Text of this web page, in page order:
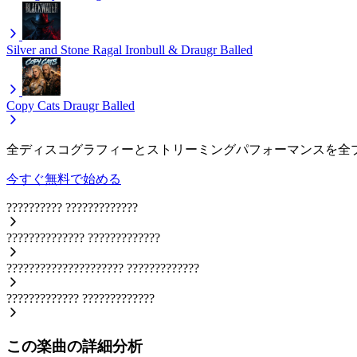
Silver and Stone Ragal Ironbull & Draugr Balled
Copy Cats Draugr Balled
全ディスコグラフィーとストリーミングパフォーマンスを全
今すぐ無料で始める
?????????? ?????????????
?????????????? ?????????????
????????????????????? ?????????????
????????????? ?????????????
この楽曲の詳細分析